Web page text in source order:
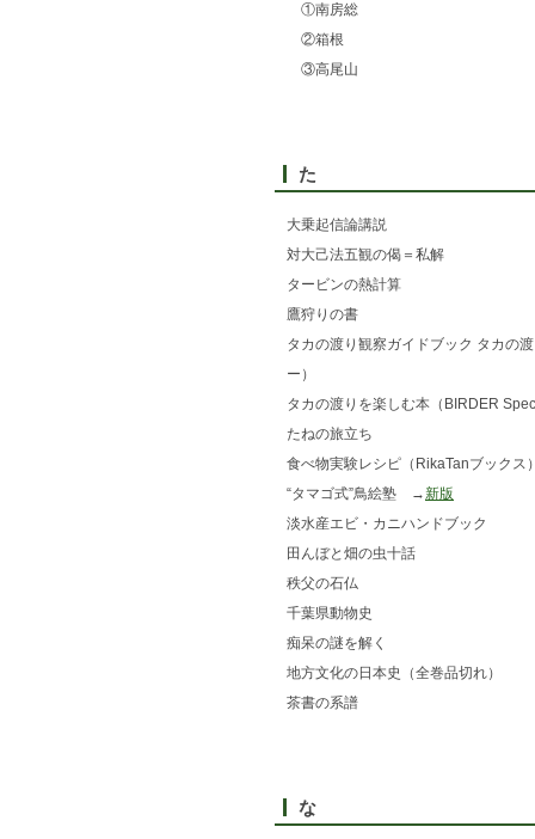
①南房総
②箱根
③高尾山
た
大乗起信論講説
対大己法五観の偈＝私解
タービンの熱計算
鷹狩りの書
タカの渡り観察ガイドブック タカの
ー）
タカの渡りを楽しむ本（BIRDER
たねの旅立ち
食べ物実験レシピ（RikaTanブックス
“タマゴ式”鳥絵塾 →新版
淡水産エビ・カニハンドブック
田んぼと畑の虫十話
秩父の石仏
千葉県動物史
痴呆の謎を解く
地方文化の日本史（全巻品切れ）
茶書の系譜
な